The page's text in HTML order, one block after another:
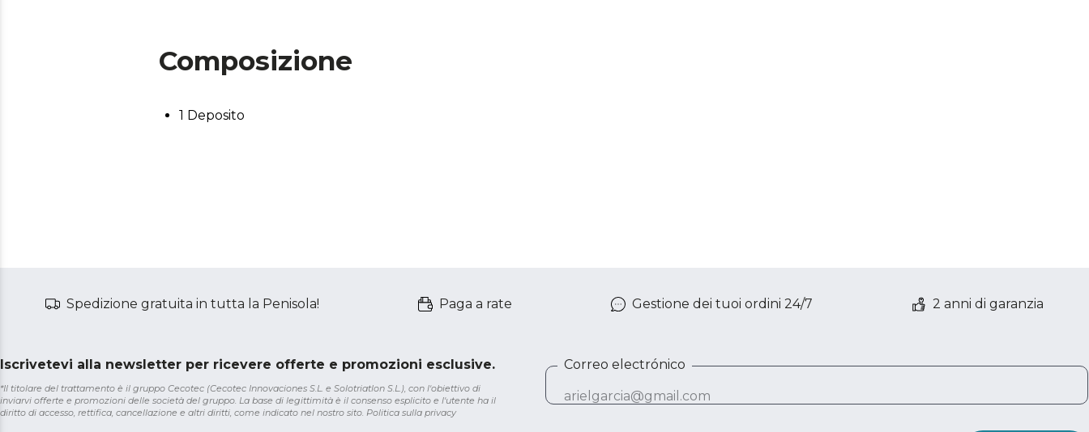
Composizione
1 Deposito
Spedizione gratuita in tutta la Penisola! Paga a rate Gestione dei tuoi ordini 24/7 2 anni di garanzia
Iscrivetevi alla newsletter per ricevere offerte e promozioni esclusive.
*Il titolare del trattamento è il gruppo Cecotec (Cecotec Innovaciones S.L. e Solotriatlon S.L.), con l'obiettivo di
inviarvi offerte e promozioni delle società del gruppo. La base di legittimità è il consenso esplicito e l'utente ha il
diritto di accesso, rettifica, cancellazione e altri diritti, come indicato nel nostro sito. Politica sulla privacy
Correo electrónico